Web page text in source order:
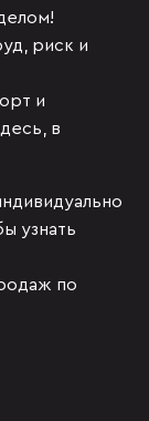
риск и
и
в
узнать
по